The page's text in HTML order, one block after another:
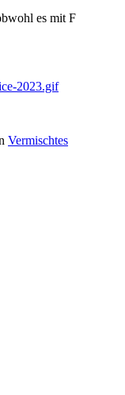
es mit F
Vermischtes